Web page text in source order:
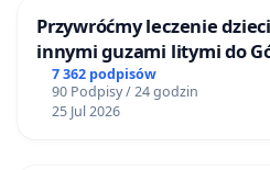
Przywróćmy leczenie
innymi guzami litymi do
Centrum Zdrowia Dziecka
7 362 podpisów
90 Podpisy / 24 godzin
25 Jul 2026